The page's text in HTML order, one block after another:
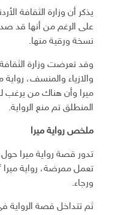
يذكر أن وزارة الثقافة
نسخة ورقية منها.
وقد تعرضت وزارة الثقافة
ميرا وأن هناك من يرغب
المنطلق تم منع الرواية.
ملخص رواية ميرا
تدور قصة رواية ميرا حول
ورجاء.
ثم تتداخل قصة الرواية